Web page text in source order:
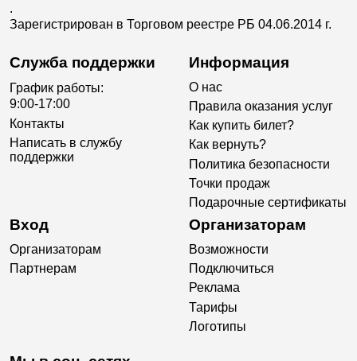
.
Зарегистрирован в Торговом реестре РБ 04.06.2014 г.
Служба поддержки
График работы:
9:00-17:00
Контакты
Написать в службу
поддержки
Информация
О нас
Правила оказания услуг
Как купить билет?
Как вернуть?
Политика безопасности
Точки продаж
Подарочные сертификаты
Вход
Организаторам
Партнерам
Организаторам
Возможности
Подключиться
Реклама
Тарифы
Логотипы